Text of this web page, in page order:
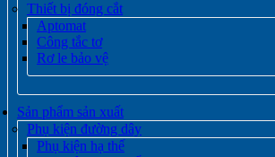
Thiết bị đóng cắt
Aptomat
Công tắc tơ
Rơ le bảo vệ
Sản phẩm sản xuất
Phụ kiện đường dây
Phụ kiện hạ thế